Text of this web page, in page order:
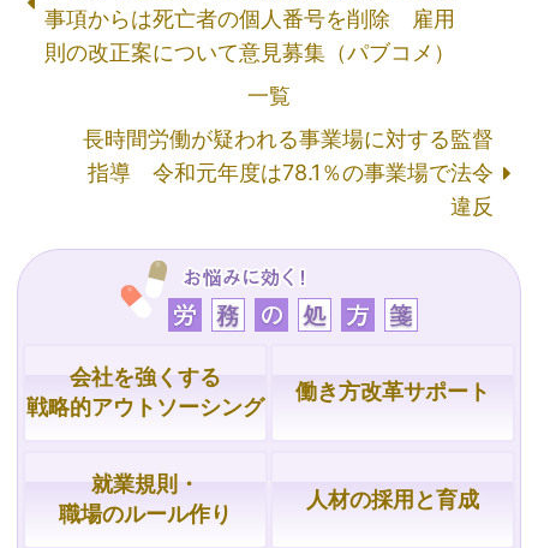
事項からは死亡者の個人番号を削除 雇用
則の改正案について意見募集（パブコメ）
一覧
長時間労働が疑われる事業場に対する監督
指導 令和元年度は78.1％の事業場で法令
違反
会社を強くする
戦略的アウトソーシング
働き方改革サポート
就業規則・
職場のルール作り
人材の採用と育成